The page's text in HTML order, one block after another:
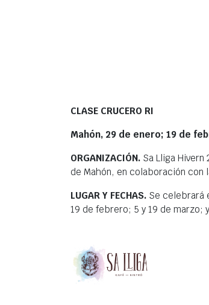
CLASE CRUCERO RI
Mahón, 29 de enero; 19 de
ORGANIZACIÓN. Sa Lliga
de Mahón, en colaboración con
LUGAR Y FECHAS. Se celebrará
19 de febrero; 5 y 19 de marzo;